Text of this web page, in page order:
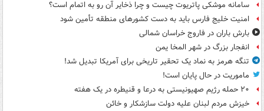
سامانه موشکی پاتریوت چیست و چرا ذخایر آن رو به اتمام است؟
امنیت خلیج فارس باید به دست کشورهای منطقه تأمین شود
بارش باران در فاروج خراسان شمالی
انفجار بزرگ در شهر المخا یمن
تنگه هرمز به نماد یک تحقیر تاریخی برای آمریکا تبدیل شد!
ماموریت در حال پایان است!
۲۰ حمله رژیم صهیونیستی به درعا و قنیطره در یک هفته
خیزش مردم لبنان علیه دولت سازشکار و خائن